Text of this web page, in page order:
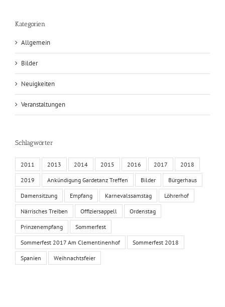
Kategorien
Allgemein
Bilder
Neuigkeiten
Veranstaltungen
Schlagwörter
2011 2013 2014 2015 2016 2017 2018
2019 Ankündigung Gardetanz Treffen Bilder Bürgerhaus
Damensitzung Empfang Karnevalssamstag Löhrerhof
Närrisches Treiben Offiziersappell Ordenstag
Prinzenempfang Sommerfest
Sommerfest 2017 Am Clementinenhof Sommerfest 2018
Spanien Weihnachtsfeier